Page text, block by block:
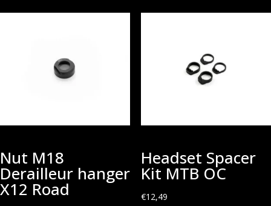
Nut M18
Derailleur hanger
X12 Road
Headset Spacer
Kit MTB OC
€12,49